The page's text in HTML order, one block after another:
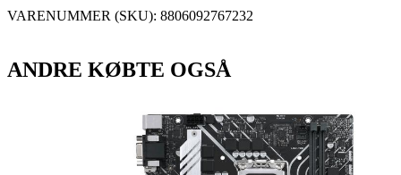
VARENUMMER (SKU): 8806092767232
ANDRE KØBTE OGSÅ